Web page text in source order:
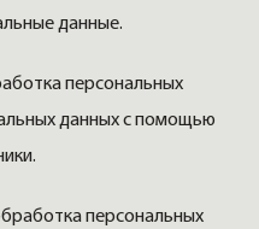
данные.
персональных
данных с помощью
персональных